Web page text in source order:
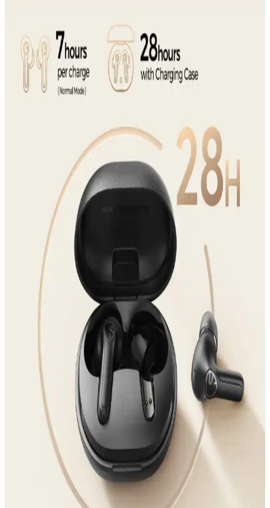
Kalitesi ve Konfor Özellikleri
Gelişmiş ses teknolojileri ve ergonomik tasarımlarla donatılmış
ürünler, kullanıcıların yaşam kalitesini artırıyor, kablosuz bağlantı ve
gürültü engelleme özellikleriyle öne çıkıyor.
FreeBuds SE ve Galaxy Buds FE Karşılaştırması:
Huawei FreeBuds SE ve Samsung Galaxy Buds FE modellerinin
tasarım, ses, pil ve ek özelliklerini karşılaştırarak bilinçli seçim
yapmanıza yardımcı oluyoruz.
Kulaklık Seçiminde Teknik Özellikler ve Kalite
Unsurları Analizi
Kulaklık seçiminde ses kalitesi, bağlantı özellikleri ve dayanıklılık
gibi faktörler önemli. Bu özellikler, kullanıcı deneyimini artırır ve
uzun vadeli memnuniyet sağlar.
Soundcore R50i Kablosuz Kulaklıklar: Yüksek Ses
Kalitesi ve Konforlu Tasarım Özellikleri
Soundcore R50i kablosuz kulaklıklar, yüksek ses kalitesi ve
ergonomik tasarımıyla hareket halindeyken bile müzik ve iletişim
Razer Bluetooth Kablosuz Kulaklıkların Özellikleri
ve Kullanım İpuçları
Razer Bluetooth kablosuz kulaklıklar yüksek ses kalitesi ve
kişiselleştirme imkanları sunar, ancak yazılım sorunlarına dikkat
edilmelidir. Çoklu platform desteği ve güncellemeler önemli.
AirPods Pro 2 ve Alternatif Kablosuz Kulaklık
Seçenekleri İncelemesi
Kablosuz kulaklık teknolojisi hızla gelişiyor. AirPods Pro 2 öne
çıkarken, Sony ve Samsung gibi markaların modelleri de aktif
gürültü engelleme ve dayanıklılık sunuyor.
Soundcore Kablosuz Kulaklıklar: Bluetooth